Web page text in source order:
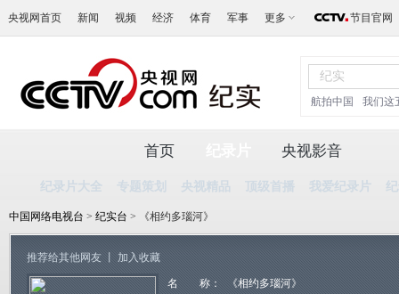
央视网首页 新闻 视频 经济 体育 军事 更多 节目官网
航拍中国 我们这
首页
纪录片大全 专题策划 央视精品 顶级首播 我爱纪录片
央视影音
中国网络电视台 > 纪实台 > 《相约多瑙河》
推荐给其他网友 加入收藏
名 称：
《相约多瑙河》